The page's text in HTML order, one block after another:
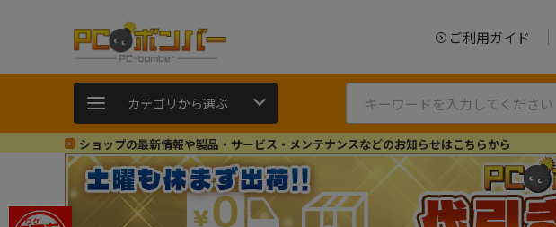
ご利用ガイド
カテゴリから選ぶ
ショップの最新情報や製品・サービス・メンテナンスなどのお知らせはこちらから